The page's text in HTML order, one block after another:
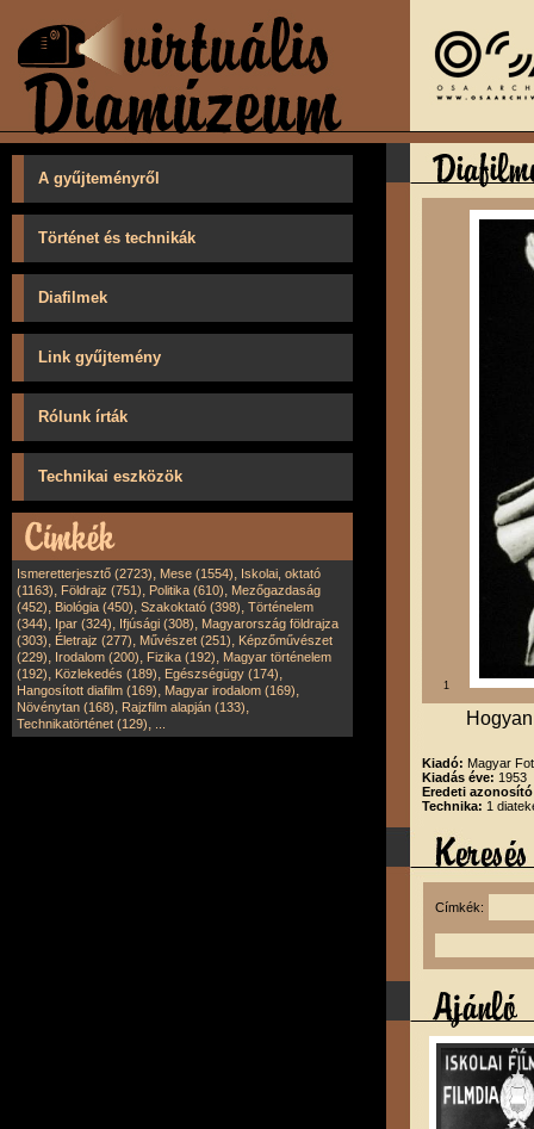
A gyűjteményről
Történet és technikák
Diafilmek
Link gyűjtemény
Rólunk írták
Technikai eszközök
Ismeretterjesztő (2723), Mese (1554), Iskolai, oktató
(1163), Földrajz (751), Politika (610), Mezőgazdaság
(452), Biológia (450), Szakoktató (398), Történelem
(344), Ipar (324), Ifjúsági (308), Magyarország földrajza
(303), Életrajz (277), Művészet (251), Képzőművészet
(229), Irodalom (200), Fizika (192), Magyar történelem
(192), Közlekedés (189), Egészségügy (174),
Hangosított diafilm (169), Magyar irodalom (169),
Növénytan (168), Rajzfilm alapján (133),
Technikatörténet (129),
1
Kiadó: Magyar
Kiadás éve: 1953
Eredeti
Technika: 1
Címkék: